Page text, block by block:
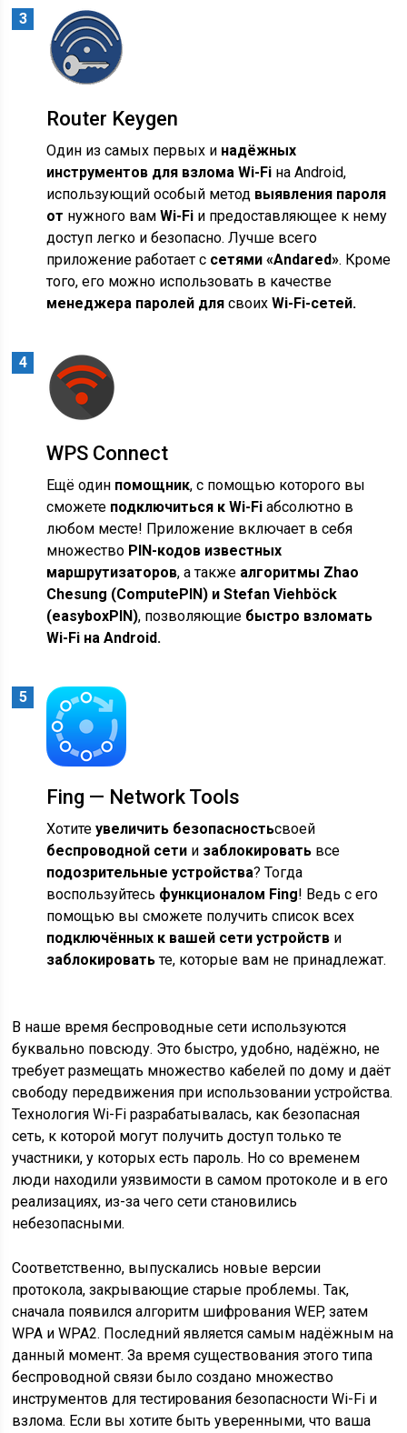
Router Keygen
Один из самых первых и надёжных
инструментов для взлома Wi-Fi на Android,
использующий особый метод выявления пароля
от нужного вам Wi-Fi и предоставляющее к нему
доступ легко и безопасно. Лучше всего
приложение работает с сетями «Andared». Кроме
того, его можно использовать в качестве
менеджера паролей длясвоих Wi-Fi-сетей.
WPS Connect
Ещё один помощник, с помощью которого вы
сможете подключиться к Wi-Fi абсолютно в
любом месте! Приложение включает в себя
множество PIN-кодов известных
маршрутизаторов, а также алгоритмы Zhao
Chesung (ComputePIN) и Stefan Viehböck
(easyboxPIN), позволяющие быстро взломать
Wi-Fi на Android.
Fing — Network Tools
Хотитеувеличить безопасностьсвоей
беспроводной сети и заблокировать все
подозрительные устройства? Тогда
воспользуйтесь функционалом Fing! Ведь с его
помощью вы сможете получить список всех
подключённых к вашей сети устройств и
заблокироватьте, которые вам не принадлежат.
В наше время беспроводные сети используются
буквально повсюду. Это быстро, удобно, надёжно, не
требует размещать множество кабелей по дому и даёт
свободу передвижения при использовании устройства.
Технология Wi-Fi разрабатывалась, как безопасная
сеть, к которой могут получить доступ только те
участники, у которых есть пароль. Но со временем
люди находили уязвимости в самом протоколе и в его
реализациях, из-за чего сети становились
небезопасными.
Соответственно, выпускались новые версии
протокола, закрывающие старые проблемы. Так,
сначала появился алгоритм шифрования WEP, затем
WPA и WPA2. Последний является самым надёжным на
данный момент. За время существования этого типа
беспроводной связи было создано множество
инструментов для тестирования безопасности Wi-Fi и
взлома. Если вы хотите быть уверенными, что ваша